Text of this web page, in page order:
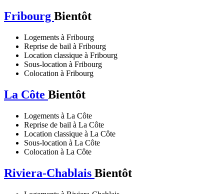
Fribourg Bientôt
Logements à Fribourg
Reprise de bail à Fribourg
Location classique à Fribourg
Sous-location à Fribourg
Colocation à Fribourg
La Côte Bientôt
Logements à La Côte
Reprise de bail à La Côte
Location classique à La Côte
Sous-location à La Côte
Colocation à La Côte
Riviera-Chablais Bientôt